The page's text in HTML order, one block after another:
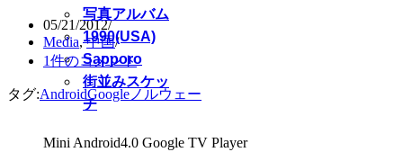
写真アルバム
1990(USA)
Sapporo
街並みスケッ
チ
05/21/2012
Media,中国
1件のコメント
タグ:AndroidGoogle ノルウェー
Mini Android4.0 Google TV Player